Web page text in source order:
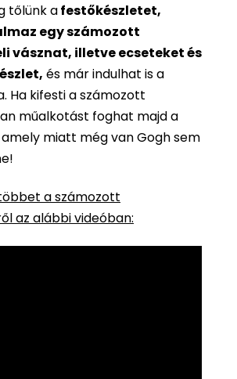
tőlünk afestőkészletet,
egy számozott
vásznat, illetve ecseteket és
és már indulhat is a
Ha kifesti a számozott
műalkotást foghat majd a
miatt még van Gogh sem
a számozott
az alábbi videóban: